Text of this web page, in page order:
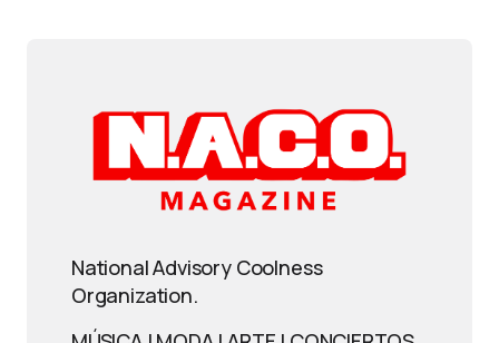
National Advisory Coolness
Organization.